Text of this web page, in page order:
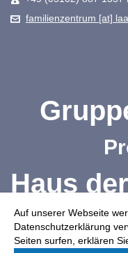
Auf unserer Webseite
Datenschutzerklärung
Seiten surfen, erklären
familienzentrum [at]
Haus
Forscher